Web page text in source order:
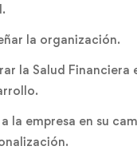
la organización.
la Salud Financiera
la empresa en su